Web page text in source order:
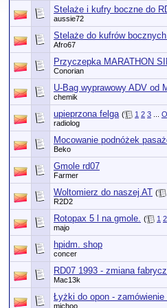
Stelaże i kufry boczne do
aussie72
Stelaże do kufrów
Afro67
Przyczepka MARATHON
Conorian
U-Bag wyprawowy ADV od
chemik
upieprzona felga ( 1 2 3
radiolog
Mocowanie podnóżek
Beko
Gmole rd07
Farmer
Woltomierz do naszej AT (
R2D2
Rotopax 5 l na gmole. ( 1 2
majo
hpidm. shop
concer
RD07 1993 - zmiana
Mac13k
Łyżki do opon - zamówienie
michoo